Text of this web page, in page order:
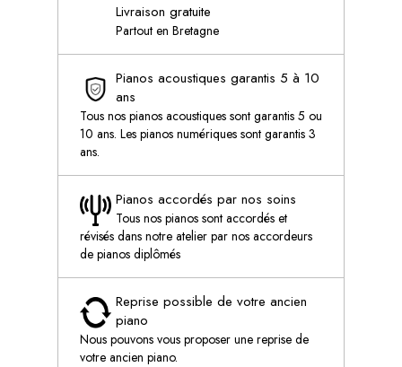
Livraison gratuite
Partout en Bretagne
Pianos acoustiques garantis 5 à 10
ans
Tous nos pianos acoustiques sont garantis 5 ou
10 ans. Les pianos numériques sont garantis 3
ans.
Pianos accordés par nos soins
Tous nos pianos sont accordés et
révisés dans notre atelier par nos accordeurs
de pianos diplômés
Reprise possible de votre ancien
piano
Nous pouvons vous proposer une reprise de
votre ancien piano.